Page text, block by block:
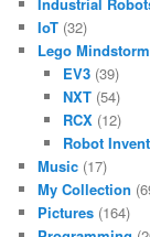
IoT (32)
Lego
EV3(39)
NXT(54)
RCX(12)
Robot
Music (17)
My Collection
Pictures (164)